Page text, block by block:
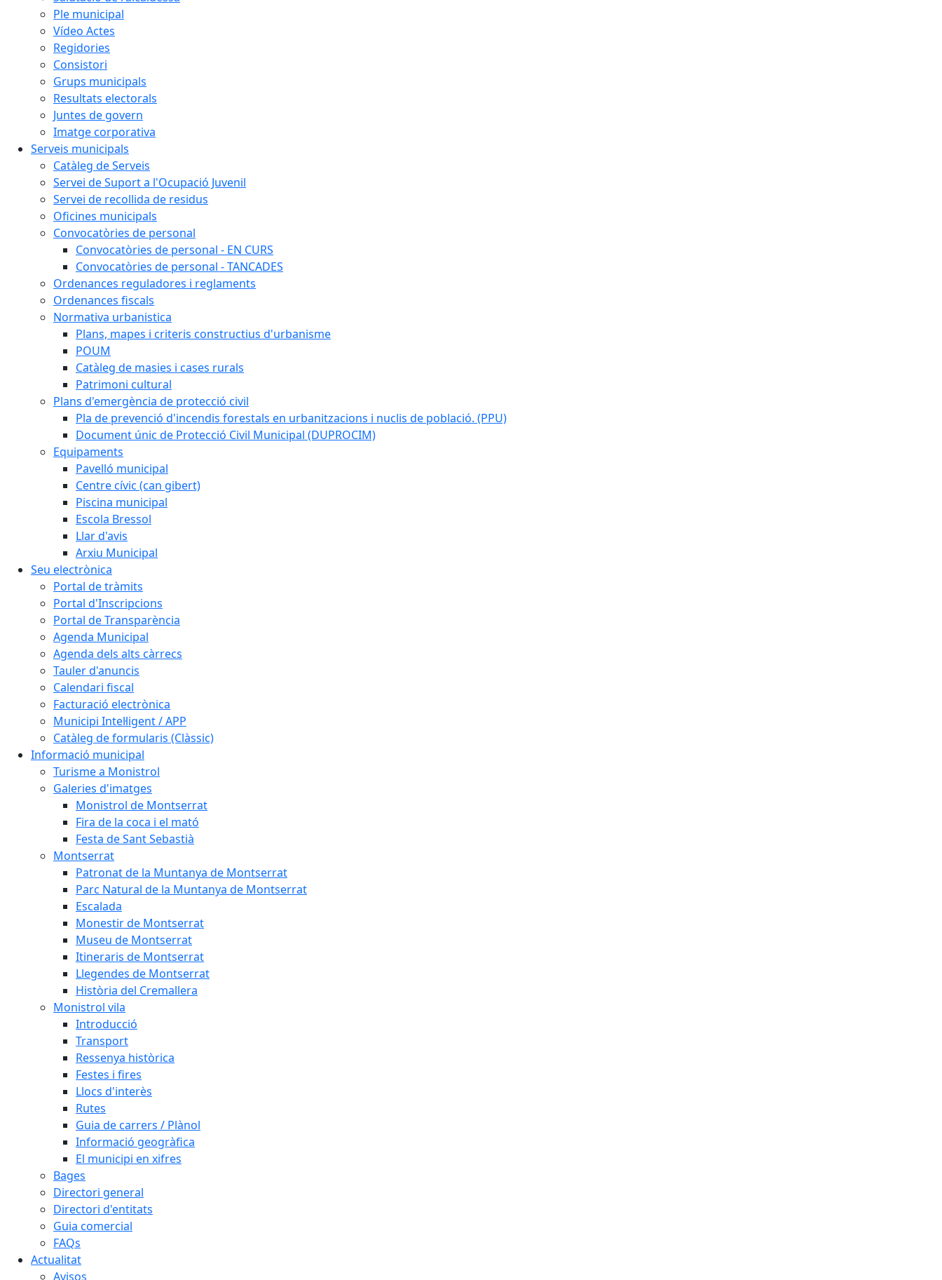
Ple municipal
Vídeo Actes
Regidories
Consistori
Grups municipals
Resultats electorals
Juntes de govern
Imatge corporativa
Serveis municipals
Catàleg de Serveis
Servei de Suport a l'Ocupació Juvenil
Servei de recollida de residus
Oficines municipals
Convocatòries de personal
Convocatòries de personal - EN CURS
Convocatòries de personal - TANCADES
Ordenances reguladores i reglaments
Ordenances fiscals
Normativa urbanistica
Plans, mapes i criteris constructius d'urbanisme
POUM
Catàleg de masies i cases rurals
Patrimoni cultural
Plans d'emergència de protecció civil
Pla de prevenció d'incendis forestals en urbanitzacions i nuclis de població. (PPU)
Document únic de Protecció Civil Municipal (DUPROCIM)
Equipaments
Pavelló municipal
Centre cívic (can gibert)
Piscina municipal
Escola Bressol
Llar d'avis
Arxiu Municipal
Seu electrònica
Portal de tràmits
Portal d'Inscripcions
Portal de Transparència
Agenda Municipal
Agenda dels alts càrrecs
Tauler d'anuncis
Calendari fiscal
Facturació electrònica
Municipi Intel·ligent / APP
Catàleg de formularis (Clàssic)
Informació municipal
Turisme a Monistrol
Galeries d'imatges
Monistrol de Montserrat
Fira de la coca i el mató
Festa de Sant Sebastià
Montserrat
Patronat de la Muntanya de Montserrat
Parc Natural de la Muntanya de Montserrat
Escalada
Monestir de Montserrat
Museu de Montserrat
Itineraris de Montserrat
Llegendes de Montserrat
Història del Cremallera
Monistrol vila
Introducció
Transport
Ressenya històrica
Festes i fires
Llocs d'interès
Rutes
Guia de carrers / Plànol
Informació geogràfica
El municipi en xifres
Bages
Directori general
Directori d'entitats
Guia comercial
FAQs
Actualitat
Avisos